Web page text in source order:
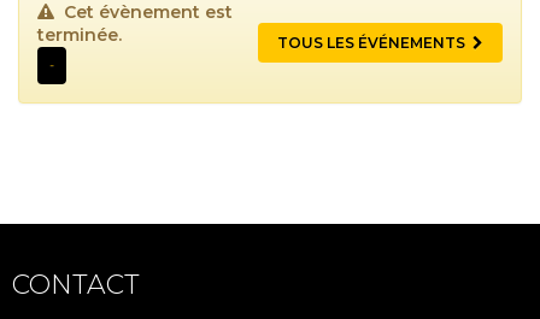
Cet évènement est
terminée.
-
TOUS LES ÉVÉNEMENTS
CONTACT